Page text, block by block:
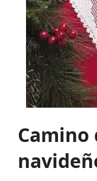
Camino